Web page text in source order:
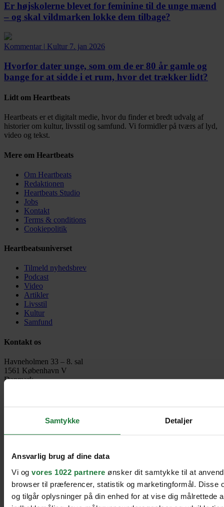
Samtykke Detaljer
Ansvarlig brug af dine data
Vi og vores 1022 partnere ønsker dit samtykke til at
browser til præferencer, statistik og marketingformål. Disse
og tilgår oplysninger på din enhed for at vise dig målrettede
Er højskolerne blevet for feminine til de unge mænd
– og skal vildmarken lokke dem tilbage?
Kommentar | Kultur 7. jan 2026
Hvorfor dater unge, som om de er 80 år gamle og
bange for at sidde i et rum, hvor det trækker lidt?
Lidt om Heartbeats
Heartbeats er et digitalt medie, hvor du finder et bredt udvalg af
historier om kultur, livsstil og samfund. Vi formidler på tværs af lyd,
video og tekst.
Mere om Heartbeats
Om Heartbeats
Redaktionen
Heartbeats Studio
Jobs
Kontakt
Terms & conditions
Cookiepolitik
Heartbeatsuniverset
Tilmeld nyhedsbrev
Podcast
Video
Artikler
Livsstil
Kultur
Samfund
Kontakt os
Havneholmen 33 – 8. sal
1561 København V
Danmark
Heartbeats copyright 2026